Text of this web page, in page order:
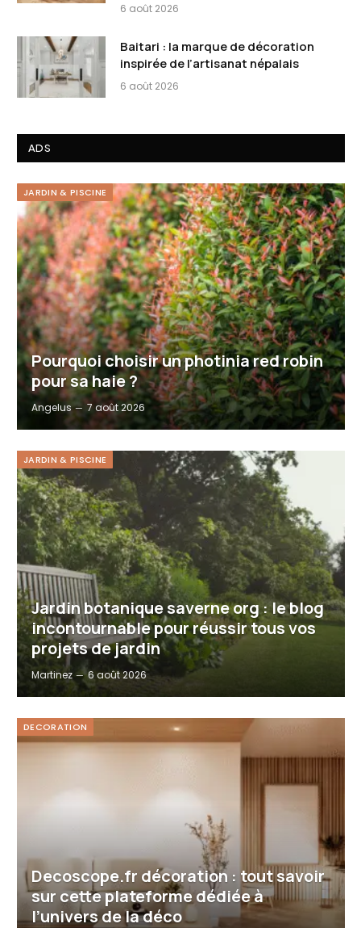
6 août 2026
Baitari : la marque de décoration
inspirée de l’artisanat népalais
6 août 2026
ADS
JARDIN & PISCINE
Pourquoi choisir un photinia red robin
pour sa haie ?
Angelus 7 août 2026
JARDIN & PISCINE
Jardin botanique saverne org : le blog
incontournable pour réussir tous vos
projets de jardin
Martinez 6 août 2026
DECORATION
Decoscope.fr décoration : tout savoir
sur cette plateforme dédiée à
l’univers de la déco